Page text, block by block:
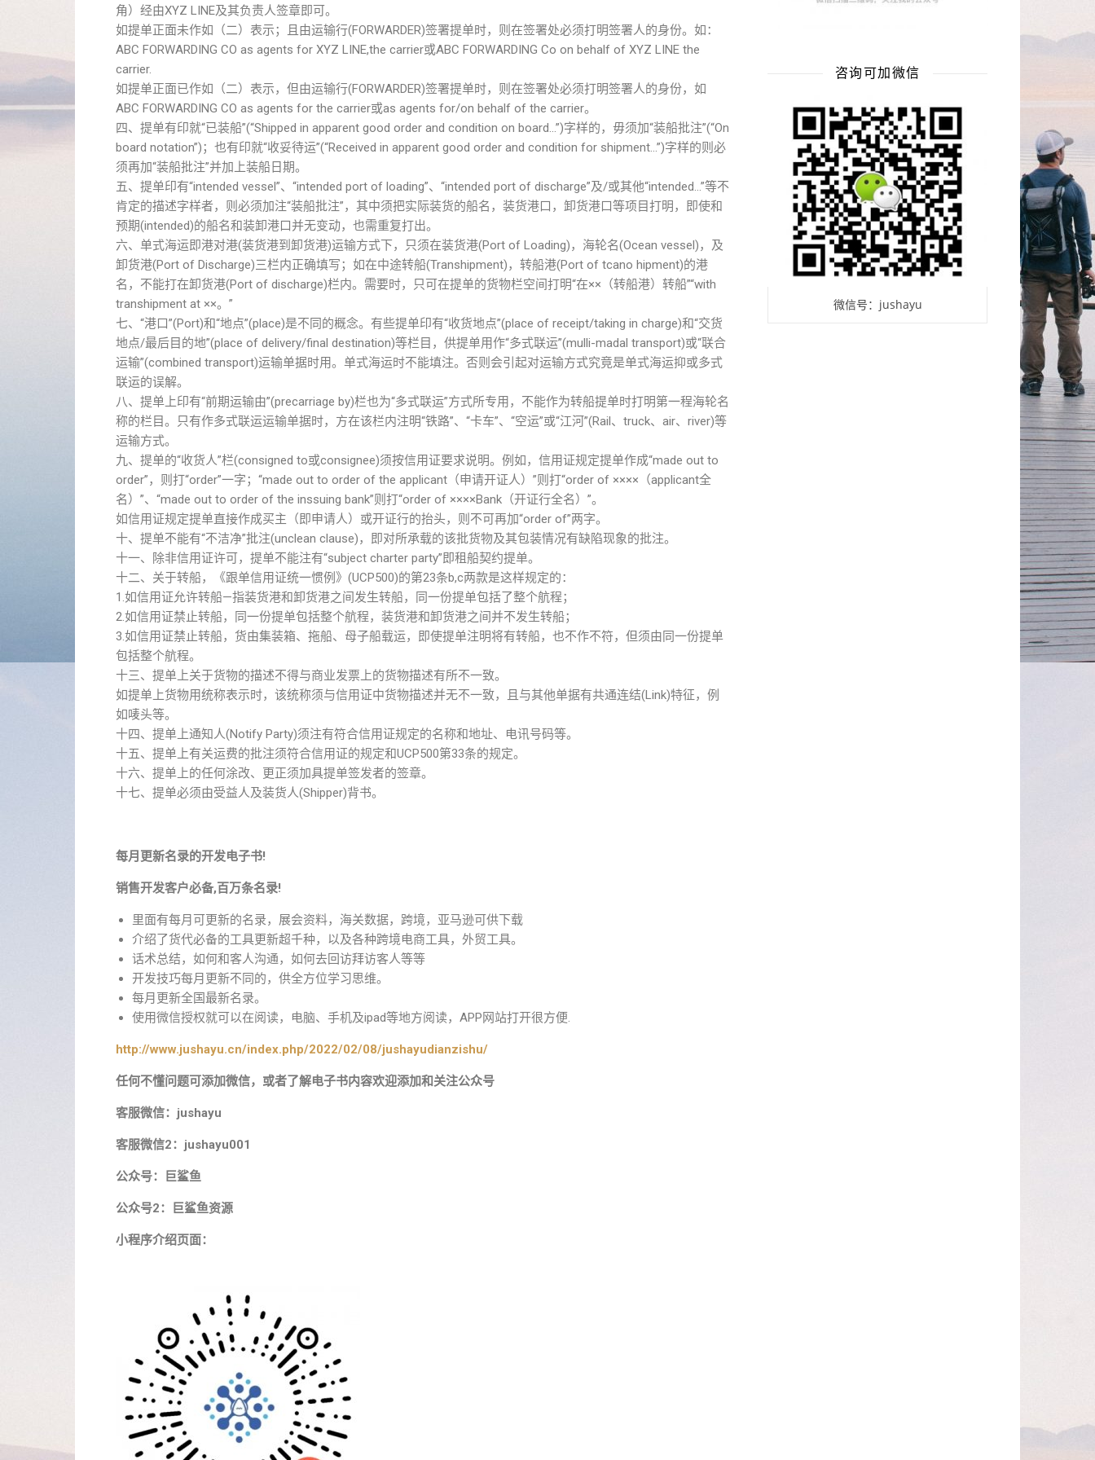
角）经由XYZ LINE及其负责人签章即可。
如提单正面未作如（二）表示；且由运输行(FORWARDER)签署提单时，则在签署处必须打明签署人的身份。如：
ABC FORWARDING CO as agents for XYZ LINE,the carrier或ABC FORWARDING Co on behalf of XYZ LINE the
carrier.
如提单正面已作如（二）表示，但由运输行(FORWARDER)签署提单时，则在签署处必须打明签署人的身份，如
ABC FORWARDING CO as agents for the carrier或as agents for/on behalf of the carrier。
四、提单有印就“已装船”(“Shipped in apparent good order and condition on board…”)字样的，毋须加“装船批注”(“On
board notation”)；也有印就“收妥待运”(“Received in apparent good order and condition for shipment…”)字样的则必
须再加“装船批注”并加上装船日期。
五、提单印有“intended vessel”、“intended port of loading”、“intended port of discharge”及/或其他“intended…”等不
肯定的描述字样者，则必须加注“装船批注”，其中须把实际装货的船名，装货港口，卸货港口等项目打明，即使和
预期(intended)的船名和装卸港口并无变动，也需重复打出。
六、单式海运即港对港(装货港到卸货港)运输方式下，只须在装货港(Port of Loading)，海轮名(Ocean vessel)，及
卸货港(Port of Discharge)三栏内正确填写；如在中途转船(Transhipment)，转船港(Port of tcano hipment)的港
名，不能打在卸货港(Port of discharge)栏内。需要时，只可在提单的货物栏空间打明“在××（转船港）转船”“with
transhipment at ××。”
七、“港口”(Port)和“地点”(place)是不同的概念。有些提单印有“收货地点”(place of receipt/taking in charge)和“交货
地点/最后目的地”(place of delivery/final destination)等栏目，供提单用作“多式联运”(mulli-madal transport)或“联合
运输”(combined transport)运输单据时用。单式海运时不能填注。否则会引起对运输方式究竟是单式海运抑或多式
联运的误解。
八、提单上印有“前期运输由”(precarriage by)栏也为“多式联运”方式所专用，不能作为转船提单时打明第一程海轮名
称的栏目。只有作多式联运运输单据时，方在该栏内注明“铁路”、“卡车”、“空运”或“江河”(Rail、truck、air、river)等
运输方式。
九、提单的“收货人”栏(consigned to或consignee)须按信用证要求说明。例如，信用证规定提单作成“made out to
order”，则打“order”一字；“made out to order of the applicant（申请开证人）”则打“order of ××××（applicant全
名）”、“made out to order of the inssuing bank”则打“order of ××××Bank（开证行全名）”。
如信用证规定提单直接作成买主（即申请人）或开证行的抬头，则不可再加“order of”两字。
十、提单不能有“不洁净”批注(unclean clause)，即对所承载的该批货物及其包装情况有缺陷现象的批注。
十一、除非信用证许可，提单不能注有“subject charter party”即租船契约提单。
十二、关于转船，《跟单信用证统一惯例》(UCP500)的第23条b,c两款是这样规定的：
1.如信用证允许转船—指装货港和卸货港之间发生转船，同一份提单包括了整个航程；
2.如信用证禁止转船，同一份提单包括整个航程，装货港和卸货港之间并不发生转船；
3.如信用证禁止转船，货由集装箱、拖船、母子船载运，即使提单注明将有转船，也不作不符，但须由同一份提单
包括整个航程。
十三、提单上关于货物的描述不得与商业发票上的货物描述有所不一致。
如提单上货物用统称表示时，该统称须与信用证中货物描述并无不一致，且与其他单据有共通连结(Link)特征，例
如唛头等。
十四、提单上通知人(Notify Party)须注有符合信用证规定的名称和地址、电讯号码等。
十五、提单上有关运费的批注须符合信用证的规定和UCP500第33条的规定。
十六、提单上的任何涂改、更正须加具提单签发者的签章。
十七、提单必须由受益人及装货人(Shipper)背书。
每月更新名录的开发电子书!
销售开发客户必备,百万条名录!
里面有每月可更新的名录，展会资料，海关数据，跨境，亚马逊可供下载
介绍了货代必备的工具更新超千种，以及各种跨境电商工具，外贸工具。
话术总结，如何和客人沟通，如何去回访拜访客人等等
开发技巧每月更新不同的，供全方位学习思维。
每月更新全国最新名录。
使用微信授权就可以在阅读，电脑、手机及ipad等地方阅读，APP网站打开很方便.
http://www.jushayu.cn/index.php/2022/02/08/jushayudianzishu/
任何不懂问题可添加微信，或者了解电子书内容欢迎添加和关注公众号
客服微信：jushayu
客服微信2：jushayu001
公众号：巨鲨鱼
公众号2：巨鲨鱼资源
小程序介绍页面：
咨询可加微信
微信号：jushayu